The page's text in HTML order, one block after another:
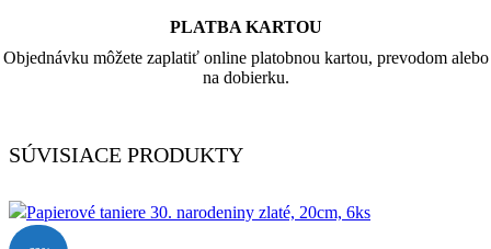
PLATBA KARTOU
Objednávku môžete zaplatiť online platobnou kartou, prevodom alebo
na dobierku.
SÚVISIACE PRODUKTY